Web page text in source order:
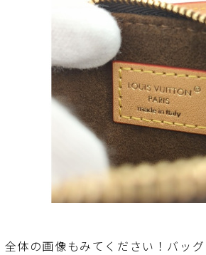
全体の画像もみてください！バッ